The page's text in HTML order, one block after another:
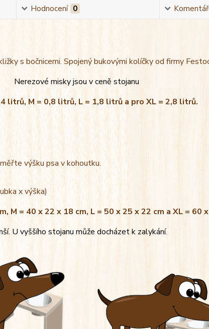
Hodnocení 0
s bočnicemi. Spojený bukovými kolíčky od firmy
Nerezové misky jsou v ceně stojanu
litrů, M = 0,8 litrů, L = 1,8 litrů a pro XL = 2,8 litrů.
výšku psa v kohoutku.
x výška)
M = 40 x 22 x 18 cm, L = 50 x 25 x 22 cm a XL = 60
U vyššího stojanu může docházet k zalykání.